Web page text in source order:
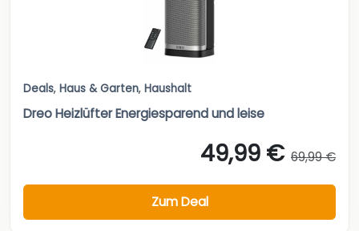
Deals, Haus & Garten, Haushalt
Dreo Heizlüfter Energiesparend und leise
49,99 € 69,99 €
Zum Deal